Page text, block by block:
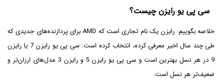
سی پی یو رایزن چیست؟
خلاصه بگوییم: رایزن یک نام تجاری است که AMD برای پردازنده‌های جدیدی که
طی چند سال اخیر معرفی کرده، انتخاب کرده است. سی پی یو رایزن 7 یا رایزن
9 در هر نسل بهترین است و سی پی یو رایزن 5 و رایزن 3 مدل‌های ارزان‌تر و
ضعیف‌تر هر نسل است.